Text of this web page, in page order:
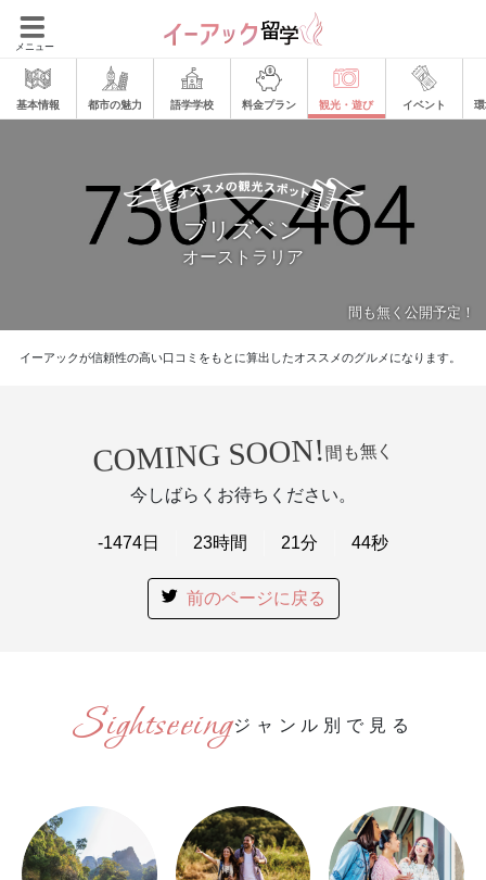
メニュー
基本情報 都市の魅力 語学学校 料金プラン 観光・遊び イベント
ブリズベン
オーストラリア
間も無く公開予定！
イーアックが信頼性の高い口コミをもとに算出したオススメのグルメになります。
COMING SOON!間も無く
今しばらくお待ちください。
-1474日 23時間 21分 44秒
前のページに戻る
ジャンル別で見る